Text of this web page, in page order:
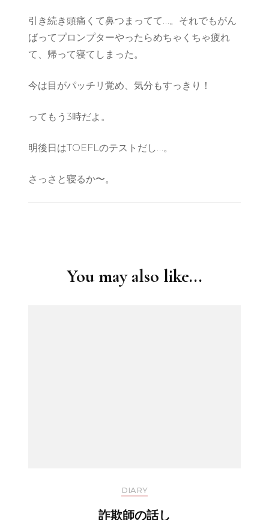
引き続き頭痛くて鼻つまってて…。それでもがん
ばってプロンプターやったらめちゃくちゃ疲れ
て、帰って寝てしまった。
今は目がパッチリ覚め、気分もすっきり！
ってもう3時だよ。
明後日はTOEFLのテストだし…。
さっさと寝るか〜。
You may also like...
DIARY
詐欺師の話し